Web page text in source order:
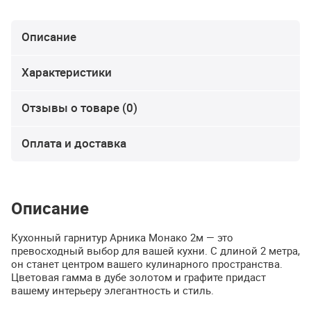
Описание
Характеристики
Отзывы о товаре (0)
Оплата и доставка
Описание
Кухонный гарнитур Арника Монако 2м — это
превосходный выбор для вашей кухни. С длиной 2 метра,
он станет центром вашего кулинарного пространства.
Цветовая гамма в дубе золотом и графите придаст
вашему интерьеру элегантность и стиль.